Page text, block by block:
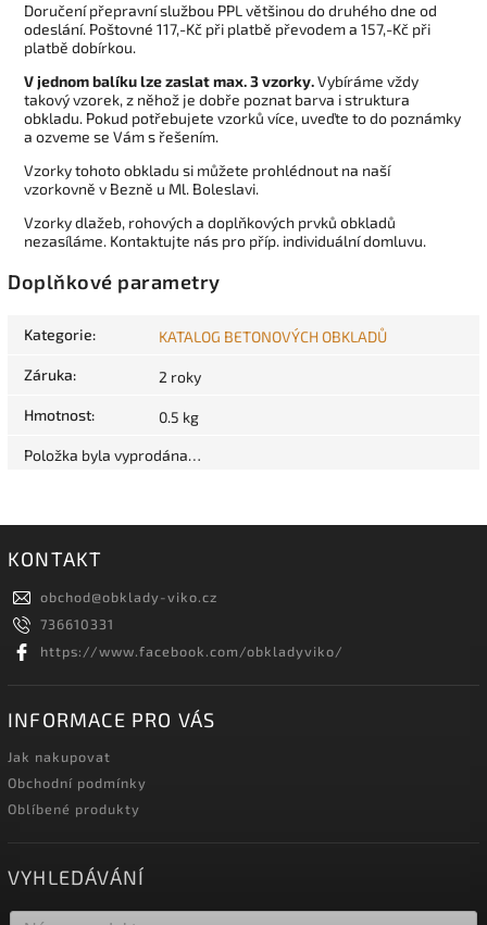
Doručení přepravní službou PPL většinou do druhého dne od
odeslání. Poštovné 117,-Kč při platbě převodem a 157,-Kč při
platbě dobírkou.
V jednom balíku lze zaslat max. 3 vzorky.Vybíráme vždy
takový vzorek, z něhož je dobře poznat barva i struktura
obkladu. Pokud potřebujete vzorků více, uveďte to do poznámky
a ozveme se Vám s řešením.
Vzorky tohoto obkladu si můžete prohlédnout na naší
vzorkovně v Bezně u Ml. Boleslavi.
Vzorky dlažeb, rohových a doplňkových prvků obkladů
nezasíláme. Kontaktujte nás pro příp. individuální domluvu.
Doplňkové parametry
Kategorie: KATALOG BETONOVÝCH OBKLADŮ
Záruka: 2 roky
Hmotnost: 0.5 kg
Položka byla vyprodána…
KONTAKT
obchod@obklady-viko.cz
736610331
https://www.facebook.com/obkladyviko/
INFORMACE PRO VÁS
Jak nakupovat
Obchodní podmínky
Oblíbené produkty
VYHLEDÁVÁNÍ